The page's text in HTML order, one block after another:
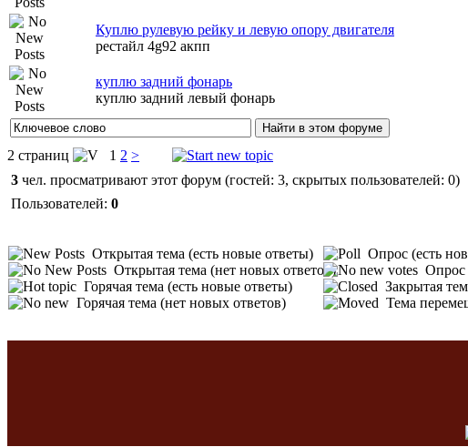
Куплю рулевую рейку и левую опору двигателя
рестайл 4g92 акпп
куплю задний фонарь
куплю задний левый фонарь
2 страниц 1 2 >
3 чел. просматривают этот форум (гостей: 3, скрытых пользователей: 0)
Пользователей: 0
Открытая тема (есть новые ответы)
Открытая тема (нет новых ответов)
Горячая тема (есть новые ответы)
Горячая тема (нет новых ответов)
Опрос (есть
Опрос
Закрытая
Тема